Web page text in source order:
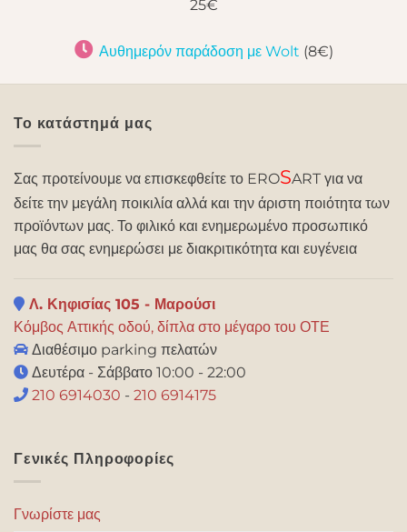
25€
Αυθημερόν παράδοση με Wolt (8€)
Το κατάστημά μας
Σας προτείνουμε να επισκεφθείτε το EROSART για να
δείτε την μεγάλη ποικιλία αλλά και την άριστη ποιότητα των
προϊόντων μας. Το φιλικό και ενημερωμένο προσωπικό
μας θα σας ενημερώσει με διακριτικότητα και ευγένεια
Λ. Κηφισίας 105 - Μαρούσι
Κόμβος Αττικής οδού, δίπλα στο μέγαρο του ΟΤΕ
Διαθέσιμο parking πελατών
Δευτέρα - Σάββατο 10:00 - 22:00
210 6914030 - 210 6914175
Γενικές Πληροφορίες
Γνωρίστε μας